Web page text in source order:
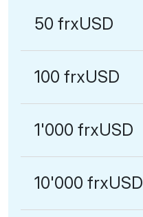
50 frxUSD
100 frxUSD
1'000 frxUSD
10'000 frxUSD